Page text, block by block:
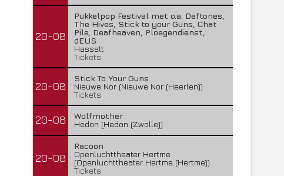
20-08
Pukkelpop Festival met o.a. Deftones,
The Hives, Stick to your Guns, Chat
Pile, Deafheaven, Ploegendienst,
dEUS
Hasselt
Tickets
20-08
Stick To Your Guns
Nieuwe Nor (Nieuwe Nor (Heerlen))
Tickets
20-08
Wolfmother
Hedon (Hedon (Zwolle))
20-08
Racoon
Openluchttheater Hertme
(Openluchttheater Hertme (Hertme))
Tickets